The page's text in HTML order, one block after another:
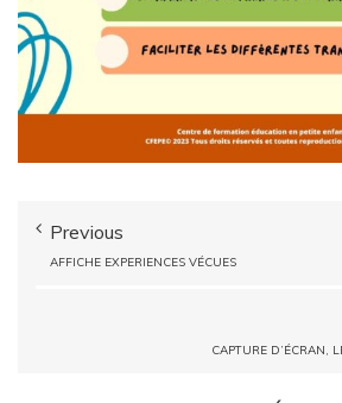
Previous
AFFICHE EXPERIENCES VÉCUES
CAPTURE D’ÉCRAN,